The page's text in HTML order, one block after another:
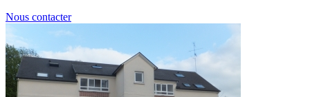
Nous contacter